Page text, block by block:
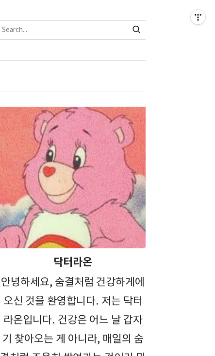
닥터라온
안녕하세요, 숨결처럼 건강하게에
오신 것을 환영합니다. 저는 닥터
라온입니다. 건강은 어느 날 갑자
기 찾아오는 게 아니라, 매일의 숨